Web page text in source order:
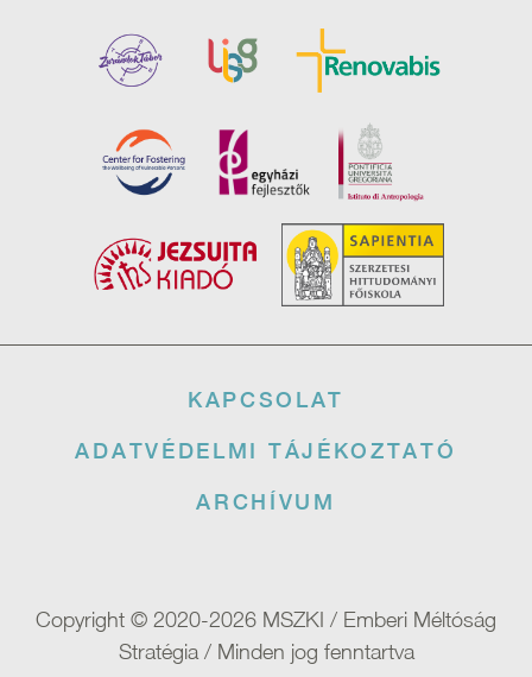
KAPCSOLAT
ADATVÉDELMI TÁJÉKOZTATÓ
ARCHÍVUM
Copyright © 2020-2026 MSZKI / Emberi Méltóság
Stratégia / Minden jog fenntartva